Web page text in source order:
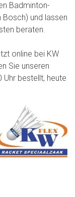
Badminton-
Bosch) und lassen
beraten.
online bei KW
Sie unseren
Uhr bestellt, heute